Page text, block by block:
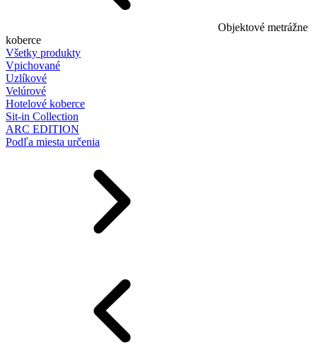
Objektové metrážne
koberce
Všetky produkty
Vpichované
Uzlíkové
Velúrové
Hotelové koberce
Sit-in Collection
ARC EDITION
Podľa miesta určenia